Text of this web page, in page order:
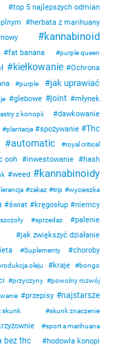
top 5 najlepszych odmian
herbata z marihuany
nowy kannabinoid
fat banana purple queen
kiełkowanie
Ochrona
purple jak uprawiać
glebowe joint
młynek
z konopii
dawkowanie
plantacja spożywanie Thc
automatic royal critical
ooh inwestowanie hash
weed kannabinoidy
zakaz trip wycieszka
świat kręgosłup
niemcy
sprzedaz
palenie
jak zwiększyć działanie
Suplementy choroby
oleju kraje
bongo
przyczyny
powolny rozwój
przepisy najstarsze
skunk
skunk znaczenie
sport a marihuana
bez thc
hodowla konopi